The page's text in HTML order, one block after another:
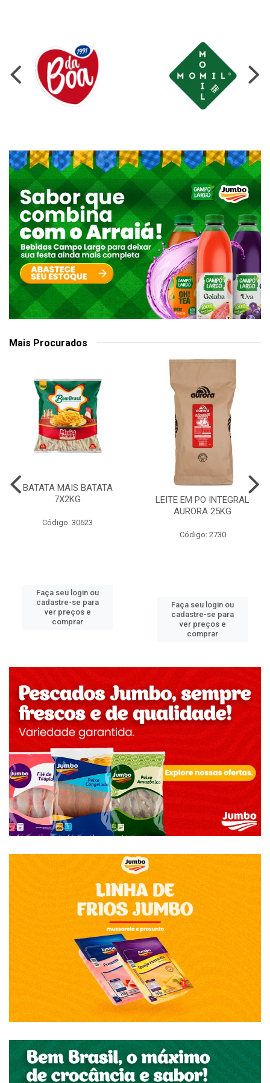
Mais Procurados
BATATA MAIS BATATA
7X2KG
Código: 30623
Faça seu login ou
cadastre-se para
ver preços e
comprar
LEITE EM PO INTEGRAL
AURORA 25KG
Código: 2730
Faça seu login ou
cadastre-se para
ver preços e
comprar